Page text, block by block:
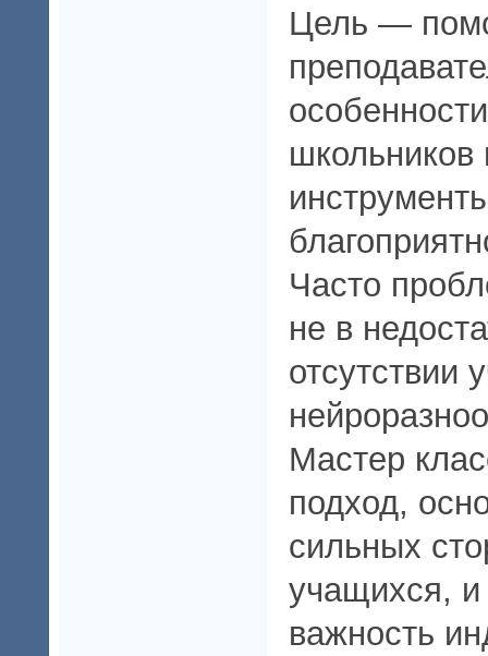
Цель —
школьников
Часто
не в
отсутствии
Мастер
подход,
сильных
учащихся, и
важность